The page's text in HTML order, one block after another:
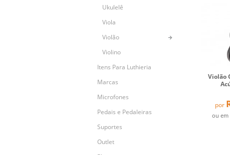
Ukulelê
Viola
Violão
Violino
Itens Para Luthieria
Marcas
Microfones
Pedais e Pedaleiras
Suportes
Outlet
Violão
por
ou em